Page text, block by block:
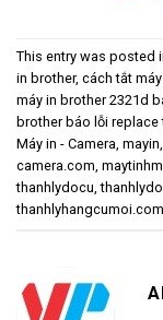
This entry was posted
in brother, cách tắt
máy in brother 2321d
brother báo lỗi replace
Máy in - Camera, mayin,
camera.com,
thanhlydocu,
thanhlyhangcumoi.com